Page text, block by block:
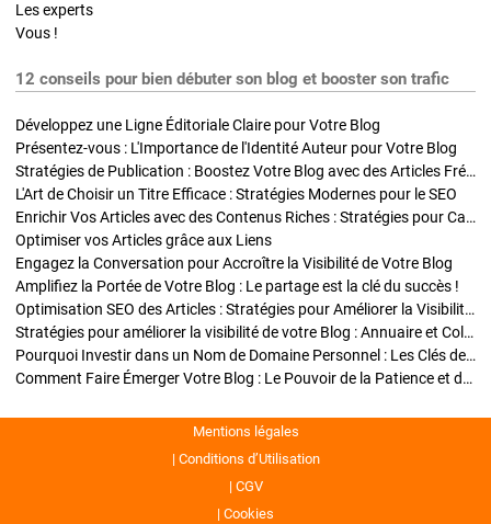
Les experts
Vous !
12 conseils pour bien débuter son blog et booster son trafic
Développez une Ligne Éditoriale Claire pour Votre Blog
Présentez-vous : L'Importance de l'Identité Auteur pour Votre Blog
Stratégies de Publication : Boostez Votre Blog avec des Articles Fréquents et Exclusifs
L'Art de Choisir un Titre Efficace : Stratégies Modernes pour le SEO
Enrichir Vos Articles avec des Contenus Riches : Stratégies pour Captiver et Optimiser
Optimiser vos Articles grâce aux Liens
Engagez la Conversation pour Accroître la Visibilité de Votre Blog
Amplifiez la Portée de Votre Blog : Le partage est la clé du succès !
Optimisation SEO des Articles : Stratégies pour Améliorer la Visibilité de Votre Blog
Stratégies pour améliorer la visibilité de votre Blog : Annuaire et Collaborations
Pourquoi Investir dans un Nom de Domaine Personnel : Les Clés de la Réussite de Votre Blog
Comment Faire Émerger Votre Blog : Le Pouvoir de la Patience et de la Persévérance
Mentions légales
Conditions d’Utilisation
CGV
Cookies